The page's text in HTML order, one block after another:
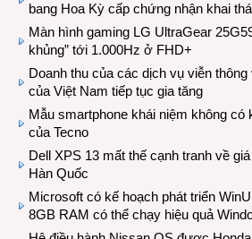
bang Hoa Kỳ cấp chứng nhận khai
Màn hình gaming LG UltraGear
khủng” tới 1.000Hz ở FHD+
Doanh thu của các dịch vụ viễn
của Việt Nam tiếp tục gia tăng
Mẫu smartphone khái niệm không có
của Tecno
Dell XPS 13 mất thế cạnh tranh về
Hàn Quốc
Microsoft có kế hoạch phát triển
8GB RAM có thể chạy hiệu quả